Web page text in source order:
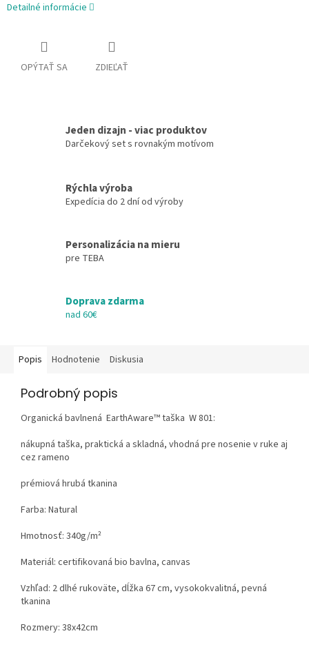
Detailné informácie
OPÝTAŤ SA ZDIEĽAŤ
Jeden dizajn - viac produktov
Darčekový set s rovnakým motívom
Rýchla výroba
Expedícia do 2 dní od výroby
Personalizácia na mieru
pre TEBA
Doprava zdarma
nad 60€
Popis Hodnotenie Diskusia
Podrobný popis
Organická bavlnená EarthAware™ taška W 801:
nákupná taška, praktická a skladná, vhodná pre nosenie v ruke aj
cez rameno
prémiová hrubá tkanina
Farba: Natural
Hmotnosť: 340g/m²
Materiál: certifikovaná bio bavlna, canvas
Vzhľad: 2 dlhé rukoväte, dĺžka 67 cm, vysokokvalitná, pevná
tkanina
Rozmery: 38x42cm